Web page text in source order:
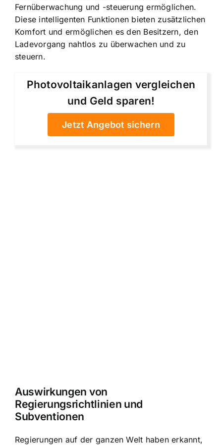
Fernüberwachung und -steuerung ermöglichen.
Diese intelligenten Funktionen bieten zusätzlichen
Komfort und ermöglichen es den Besitzern, den
Ladevorgang nahtlos zu überwachen und zu
steuern.
Photovoltaikanlagen vergleichen
und Geld sparen!
Jetzt Angebot sichern
Auswirkungen von
Regierungsrichtlinien und
Subventionen
Regierungen auf der ganzen Welt haben erkannt,